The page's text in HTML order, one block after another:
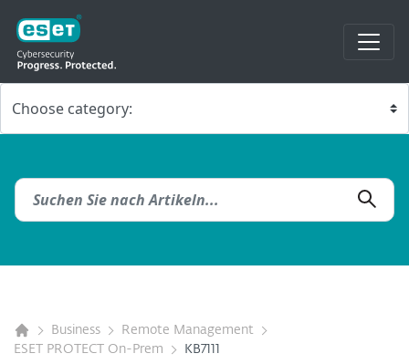
Business
Remote Management
ESET PROTECT On-Prem
KB7111